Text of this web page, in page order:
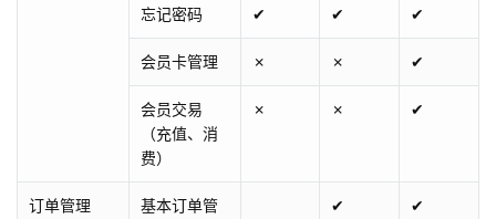
忘记密码 ✔ ✔ ✔
会员卡管理 ✗ ✗ ✔
会员交易
（充值、消
费）
✗ ✗ ✔
订单管理
基本订单管
✔ ✔